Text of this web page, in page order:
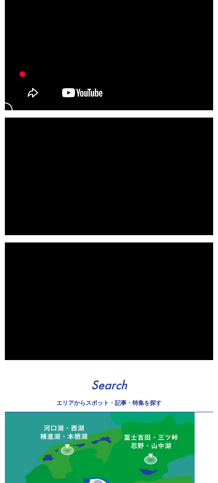
Search
エリアからスポット・記事・特集を探す